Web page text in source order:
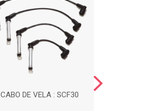
CABO DE VELA : SCF30